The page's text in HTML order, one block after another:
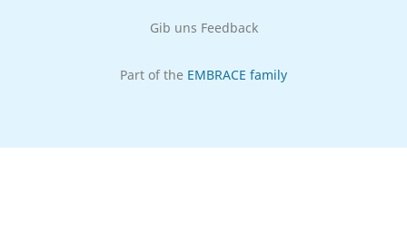
Gib uns Feedback
Part of the EMBRACE family